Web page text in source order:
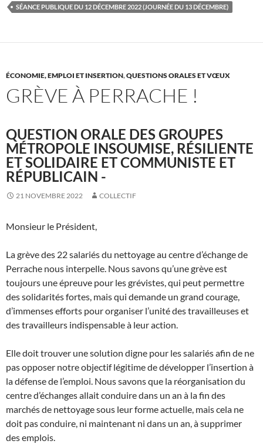
SÉANCE PUBLIQUE DU 12 DÉCEMBRE 2022 (JOURNÉE DU 13 DÉCEMBRE)
ÉCONOMIE, EMPLOI ET INSERTION,QUESTIONS ORALES ET VŒUX
GRÈVE À PERRACHE !
QUESTION ORALE DES GROUPES
MÉTROPOLE INSOUMISE, RÉSILIENTE
ET SOLIDAIRE ET COMMUNISTE ET
RÉPUBLICAIN -
21 NOVEMBRE 2022 COLLECTIF
Monsieur le Président,
La grève des 22 salariés du nettoyage au centre d’échange de
Perrache nous interpelle. Nous savons qu’une grève est
toujours une épreuve pour les grévistes, qui peut permettre
des solidarités fortes, mais qui demande un grand courage,
d’immenses efforts pour organiser l’unité des travailleuses et
des travailleurs indispensable à leur action.
Elle doit trouver une solution digne pour les salariés afin de ne
pas opposer notre objectif légitime de développer l’insertion à
la défense de l’emploi. Nous savons que la réorganisation du
centre d’échanges allait conduire dans un an à la fin des
marchés de nettoyage sous leur forme actuelle, mais cela ne
doit pas conduire, ni maintenant ni dans un an, à supprimer
des emplois.